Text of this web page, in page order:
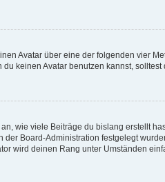
Avatar über eine der folgenden vier
keinen Avatar benutzen kannst,
wie viele Beiträge du bislang erstellt
der Board-Administration festgelegt
wird deinen Rang unter Umständen